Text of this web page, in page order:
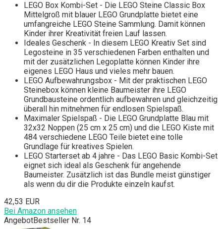
LEGO Box Kombi-Set - Die LEGO Steine Classic Box
Mittelgroß mit blauer LEGO Grundplatte bietet eine
umfangreiche LEGO Steine Sammlung. Damit können
Kinder ihrer Kreativität freien Lauf lassen.
Ideales Geschenk - In diesem LEGO Kreativ Set sind
Legosteine in 35 verschiedenen Farben enthalten und
mit der zusätzlichen Legoplatte können Kinder ihre
eigenes LEGO Haus und vieles mehr bauen.
LEGO Aufbewahrungsbox - Mit der praktischen LEGO
Steinebox können kleine Baumeister ihre LEGO
Grundbausteine ordentlich aufbewahren und gleichzeitig
überall hin mitnehmen für endlosen Spielspaß.
Maximaler Spielspaß - Die LEGO Grundplatte Blau mit
32x32 Noppen (25 cm x 25 cm) und die LEGO Kiste mit
484 verschiedene LEGO Teile bietet eine tolle
Grundlage für kreatives Spielen.
LEGO Starterset ab 4 jahre - Das LEGO Basic Kombi-Set
eignet sich ideal als Geschenk für angehende
Baumeister. Zusätzlich ist das Bundle meist günstiger
als wenn du dir die Produkte einzeln kaufst.
42,53 EUR
Bei Amazon ansehen
AngebotBestseller Nr. 14